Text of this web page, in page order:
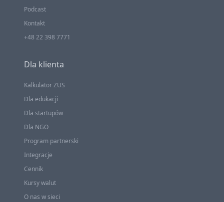
Podcast
Kontakt
+48 22 398 7771
Dla klienta
Kalkulator ZUS
Dla edukacji
Dla startupów
Dla NGO
Program partnerski
Integracje
Cennik
Kursy walut
O nas w sieci